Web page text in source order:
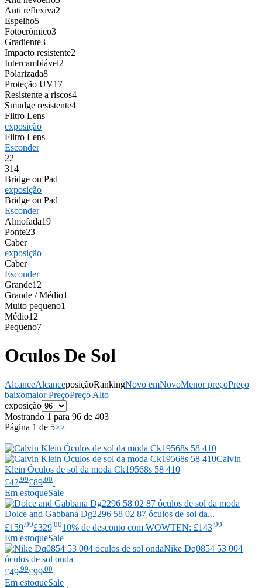
Anti reflexiva2
Espelho5
Fotocrômico3
Gradiente3
Impacto resistente2
Intercambiável2
Polarizada8
Proteção UV17
Resistente a riscos4
Smudge resistente4
Filtro Lens
exposição
Filtro Lens
Esconder
22
314
Bridge ou Pad
exposição
Bridge ou Pad
Esconder
Almofada19
Ponte23
Caber
exposição
Caber
Esconder
Grande12
Grande / Médio1
Muito pequeno1
Médio12
Pequeno7
Oculos De Sol
AlcanceAlcanceposiçãoRankingNovo emNovoMenor preçoPreço
baixomaior PreçoPreço Alto
exposição
Mostrando 1 para 96 de 403
Página 1 de 5>>
Calvin
Klein Óculos de sol da moda Ck19568s 58 410
£42 .99£89 .00
Em estoqueSale
Dolce and Gabbana Dg2296 58 02 87 óculos de sol da...
£159 .99£329 .0010% de desconto com WOWTEN: £143 .99
Em estoqueSale
Nike Dq0854 53 004
óculos de sol onda
£49 .99£99 .00
Em estoqueSale